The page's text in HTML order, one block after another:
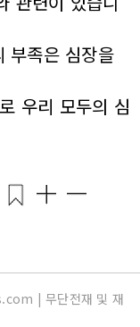
부족은 심장을
우리 모두의 심
| 무단전재 및 재